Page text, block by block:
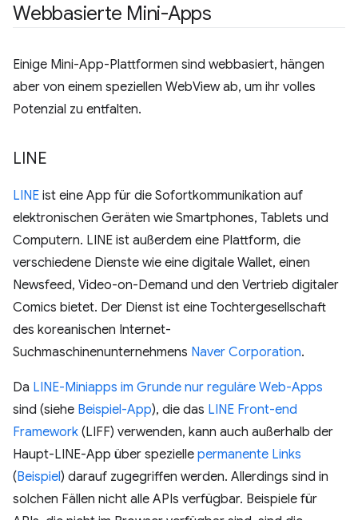
Webbasierte Mini-Apps
Einige Mini-App-Plattformen sind webbasiert, hängen
aber von einem speziellen WebView ab, um ihr volles
Potenzial zu entfalten.
LINE
LINE ist eine App für die Sofortkommunikation auf
elektronischen Geräten wie Smartphones, Tablets und
Computern. LINE ist außerdem eine Plattform, die
verschiedene Dienste wie eine digitale Wallet, einen
Newsfeed, Video-on-Demand und den Vertrieb digitaler
Comics bietet. Der Dienst ist eine Tochtergesellschaft
des koreanischen Internet-
Suchmaschinenunternehmens Naver Corporation.
Da LINE-Miniapps im Grunde nur reguläre Web-Apps
sind (siehe Beispiel-App), die das LINE Front-end
Framework (LIFF) verwenden, kann auch außerhalb der
Haupt-LINE-App über spezielle permanente Links
(Beispiel) darauf zugegriffen werden. Allerdings sind in
solchen Fällen nicht alle APIs verfügbar. Beispiele für